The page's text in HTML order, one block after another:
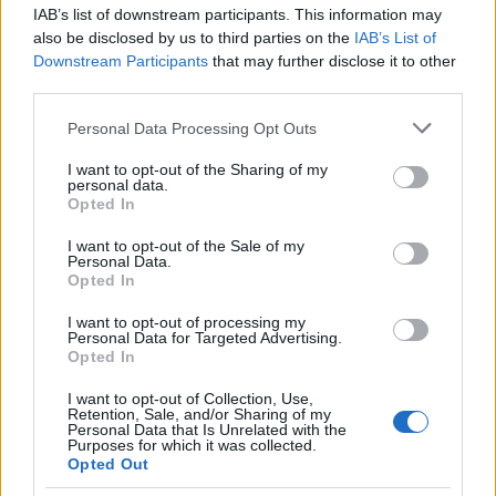
IAB’s list of downstream participants. This information may
also be disclosed by us to third parties on the IAB’s List of
Downstream Participants that may further disclose it to other
Personal Data Processing Opt Outs
I want to opt-out of the Sharing of my
personal data.
Opted In
I want to opt-out of the Sale of my
Personal Data.
Opted In
I want to opt-out of processing my
Personal Data for Targeted Advertising.
Opted In
I want to opt-out of Collection, Use,
Retention, Sale, and/or Sharing of my
Personal Data that Is Unrelated with the
Purposes for which it was collected.
Opted Out
11
COMPETICIONES TELEVISADAS
54
1
Ranking equipos por nº de partidos
Sant Andreu
11 (12,79%)
Vilafranca
CP San Cristóbal
9 (10,47%)
ÚLTIMO PARTIDO